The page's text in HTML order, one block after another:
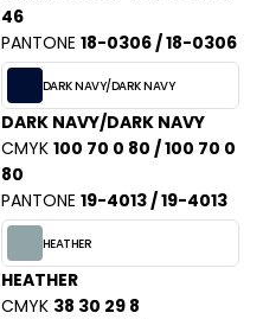
46
PANTONE 18-0306 / 18-0306
DARK NAVY/DARK NAVY
DARK NAVY/DARK NAVY
CMYK 100 70 0 80 / 100 70 0
80
PANTONE 19-4013 / 19-4013
HEATHER
HEATHER
CMYK 38 30 29 8